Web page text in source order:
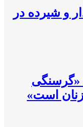
و شیرده در
«گرسنگی
است»